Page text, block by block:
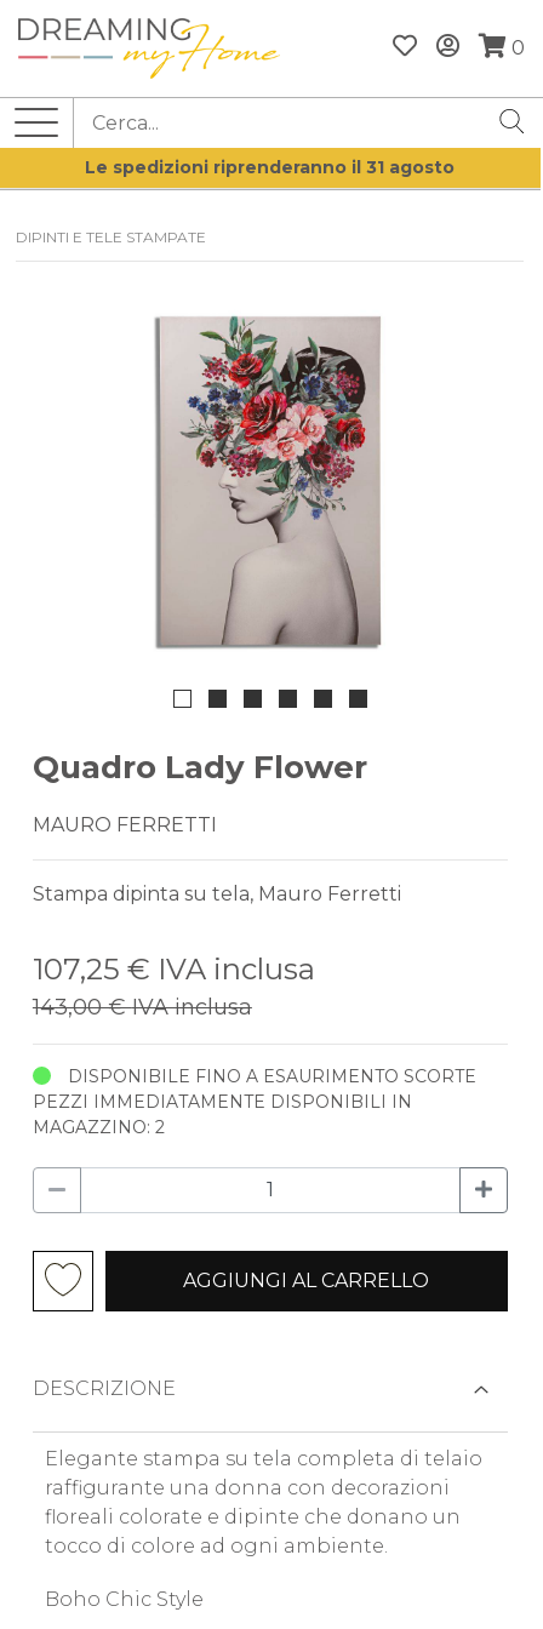
0
Le spedizioni riprenderanno il 31 agosto
DIPINTI E TELE STAMPATE
Quadro Lady Flower
MAURO FERRETTI
Stampa dipinta su tela, Mauro Ferretti
107,25 € IVA inclusa
143,00 €IVA inclusa
DISPONIBILE FINO A ESAURIMENTO SCORTE
PEZZI IMMEDIATAMENTE DISPONIBILI IN
MAGAZZINO: 2
AGGIUNGI AL CARRELLO
DESCRIZIONE
Elegante stampa su tela completa di telaio
raffigurante una donna con decorazioni
floreali colorate e dipinte che donano un
tocco di colore ad ogni ambiente.
Boho Chic Style